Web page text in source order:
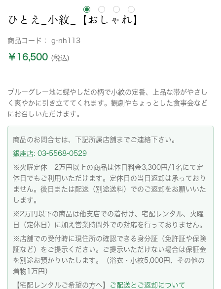
ひとえ_小紋_【おしゃれ】
商品コード： g-nh113
￥16,500 (税込)
ブルーグレー地に蝶やしだの柄で小紋の定番、上品な帯がやさし
く爽やかに引き立ててくれます。観劇やちょっとした食事会など
にお召しいただけます。
商品のお問合せは、下記所属店舗までご連絡下さい。
銀座店: 03-5568-0529
※火曜定休 2万円以上の商品は休日料金3,300円/1名にて定
休日でもご利用いただけます。定休日の当日返却は承っており
ません。後日または配送（別途送料）でのご返却をお願いいた
します。
※2万円以下の商品は他支店での着付け、宅配レンタル、火曜
日（定休日）に加え営業時間外での対応を行っておりません。
※店舗での受付時に現住所の確認できる身分証（免許証や保険
証など）をご提示ください。ご提示いただけない場合は保証金
を別途お預かりいたします。（浴衣・小紋5,000円、その他の
着物1万円）
【宅配レンタルご希望の方へ】
ご配送とご返却について